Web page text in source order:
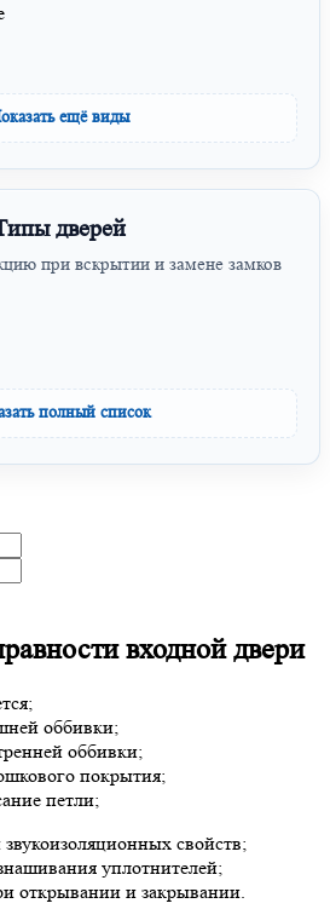
ещё виды
дверей
при вскрытии и замене замков
полный список
входной двери
оббивки;
оббивки;
покрытия;
петли;
свойств;
уплотнителей;
открывании и закрывании.